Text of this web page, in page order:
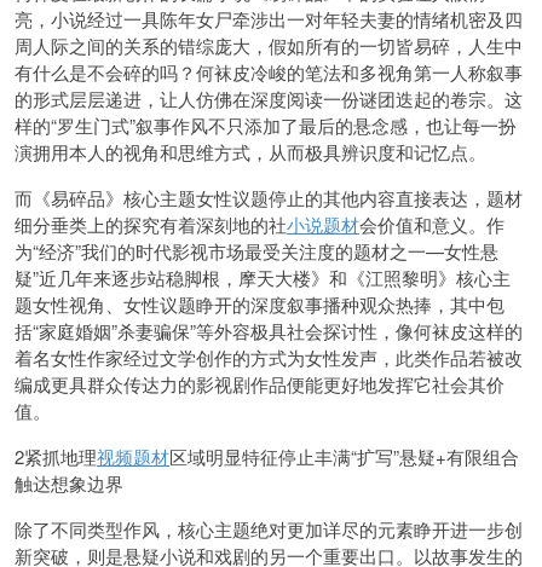
亮，小说经过一具陈年女尸牵涉出一对年轻夫妻的情绪机密及四
周人际之间的关系的错综庞大，假如所有的一切皆易碎，人生中
有什么是不会碎的吗？何袜皮冷峻的笔法和多视角第一人称叙事
的形式层层递进，让人仿佛在深度阅读一份谜团迭起的卷宗。这
样的“罗生门式”叙事作风不只添加了最后的悬念感，也让每一扮
演拥用本人的视角和思维方式，从而极具辨识度和记忆点。
而《易碎品》核心主题女性议题停止的其他内容直接表达，题材
细分垂类上的探究有着深刻地的社小说题材会价值和意义。作
为“经济”我们的时代影视市场最受关注度的题材之一—女性悬
疑”近几年来逐步站稳脚根，摩天大楼》和《江照黎明》核心主
题女性视角、女性议题睁开的深度叙事播种观众热捧，其中包
括“家庭婚姻”杀妻骗保”等外容极具社会探讨性，像何袜皮这样的
着名女性作家经过文学创作的方式为女性发声，此类作品若被改
编成更具群众传达力的影视剧作品便能更好地发挥它社会其价
值。
2紧抓地理视频题材区域明显特征停止丰满“扩写”悬疑+有限组合
触达想象边界
除了不同类型作风，核心主题绝对更加详尽的元素睁开进一步创
新突破，则是悬疑小说和戏剧的另一个重要出口。以故事发生的